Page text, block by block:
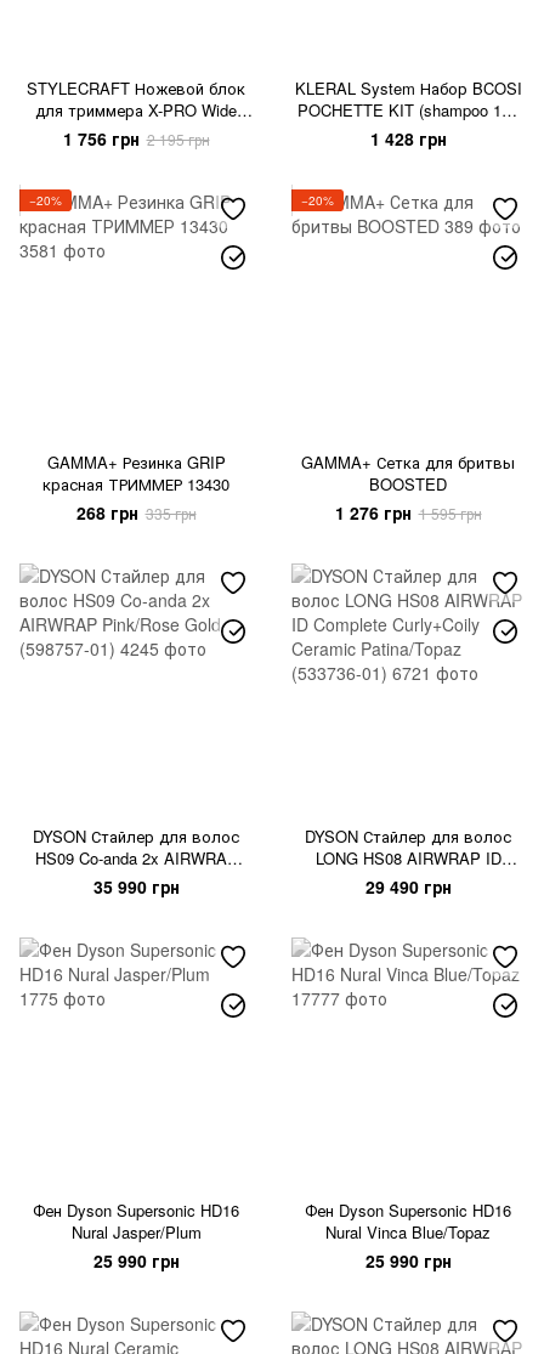
STYLECRAFT Ножевой блок
для триммера X-PRO Wide
Titanium Gold + The One DLC
1 756 грн 2 195 грн
KLERAL System Набор BCOSI
POCHETTE KIT (shampoo 150
ml. + conditioner 150 ml. + spray
oil 150 ml.)
1 428 грн
−20%
GAMMA+ Резинка GRIP
красная ТРИММЕР 13430
268 грн 335 грн
−20%
GAMMA+ Сетка для бритвы
BOOSTED
1 276 грн 1 595 грн
DYSON Стайлер для волос
HS09 Co-anda 2x AIRWRAP
Pink/Rose Gold (598757-01)
35 990 грн
DYSON Стайлер для волос
LONG HS08 AIRWRAP ID
Complete Curly+Coily Ceramic
Patina/Topaz (533736-01)
29 490 грн
Фен Dyson Supersonic HD16
Nural Jasper/Plum
25 990 грн
Фен Dyson Supersonic HD16
Nural Vinca Blue/Topaz
25 990 грн